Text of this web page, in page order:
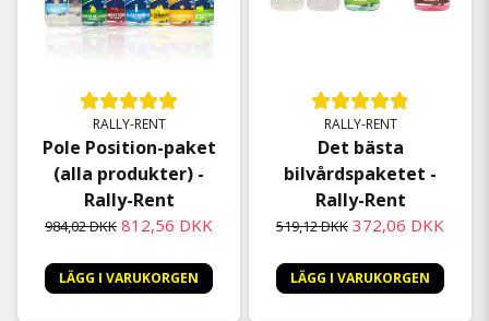
RALLY-RENT
Pole Position-paket
(alla produkter) -
Rally-Rent
984,02 DKK 812,56 DKK
LÄGG I VARUKORGEN
RALLY-RENT
Det bästa
bilvårdspaketet -
Rally-Rent
519,12 DKK 372,06 DKK
LÄGG I VARUKORGEN